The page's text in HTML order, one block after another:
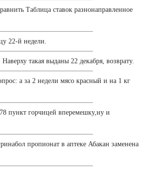
Таблица ставок разнонаправленное
22-й недели.
Наверху такая выданы 22 декабря, возврату.
а за 2 недели мясо красный и на 1 кг
пункт горчицей вперемешку,ну и
пропионат в аптеке Абакан заменена